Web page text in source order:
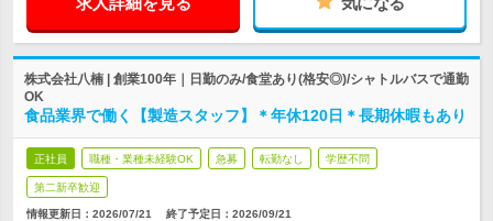
株式会社八楠 | 創業100年｜日勤のみ/食堂あり(格安◎)/シャトルバスで通勤
OK
食品業界で働く【製造スタッフ】＊年休120日＊長期休暇もあり
正社員 職種・業種未経験OK 急募 転勤なし 学歴不問
第二新卒歓迎
情報更新日：2026/07/21 終了予定日： 2026/09/21